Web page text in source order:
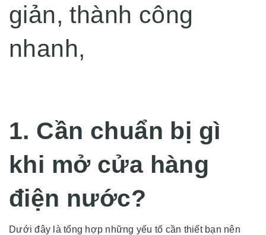
giản, thành công
nhanh,
1. Cần chuẩn bị gì
khi mở cửa hàng
điện nước?
Dưới đây là tổng hợp những yếu tố cần thiết bạn nên